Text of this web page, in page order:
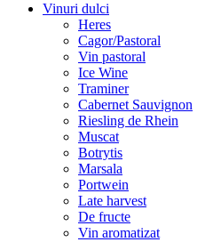
Vinuri dulci
Heres
Cagor/Pastoral
Vin pastoral
Ice Wine
Traminer
Cabernet Sauvignon
Riesling de Rhein
Muscat
Botrytis
Marsala
Portwein
Late harvest
De fructe
Vin aromatizat